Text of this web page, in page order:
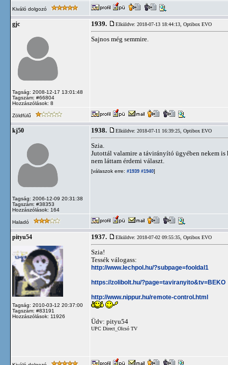
Kiváló dolgozó
gjc
Tagság: 2008-12-17 13:01:48
Tagszám: #66804
Hozzászólások: 8
1939. Elküldve: 2018-07-13 18:44:13, Optibox EVO
Sajnos még semmire.
Zöldfülű
kj50
Tagság: 2006-12-09 20:31:38
Tagszám: #38353
Hozzászólások: 164
1938. Elküldve: 2018-07-11 16:39:25, Optibox EVO
Szia.
Jutottál valamire a távirányító ügyében nekem is
nem láttam érdemi választ.
[válaszok erre: #1939 #1940]
Haladó
pityu54
Tagság: 2010-03-12 20:37:00
Tagszám: #83191
Hozzászólások: 11926
1937. Elküldve: 2018-07-02 09:55:35, Optibox EVO
Szia!
Tessék válogass:
http://www.lechpol.hu/?subpage=fooldal1
https://zolibolt.hu/?page=taviranyito&tv=BEKO
http://www.nippur.hu/remote-control.html
Üdv: pityu54
UPC Direct_Olcsó TV